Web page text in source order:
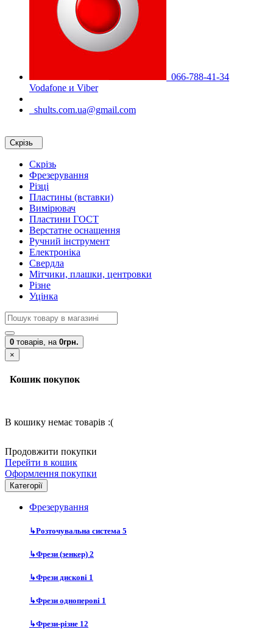
066-788-41-34
Vodafone и Viber
shults.com.ua@gmail.com
Скрізь
Скрізь
Фрезерування
Різці
Пластины (вставки)
Вимірювач
Пластини ГОСТ
Верстатне оснащення
Ручний інструмент
Електроніка
Свердла
Мітчики, плашки, центровки
Різне
Уцінка
0 товарів, на 0грн.
×
Кошик покупок
В кошику немає товарів :(
Продовжити покупки
Перейти в кошик
Оформлення покупки
Категорії
Фрезерування
↳Розточувальна система 5
↳Фрези (зенкер) 2
↳Фрези дискові 1
↳Фрези одноперові 1
↳Фрези-різне 12